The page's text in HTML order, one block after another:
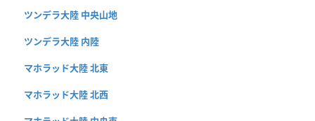
ツンデラ大陸 中央山地
ツンデラ大陸 内陸
マホラッド大陸 北東
マホラッド大陸 北西